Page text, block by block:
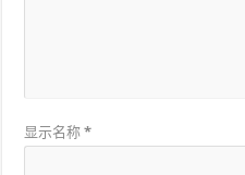
显示名称*